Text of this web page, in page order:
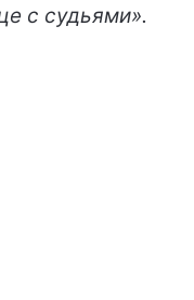
с судьями».